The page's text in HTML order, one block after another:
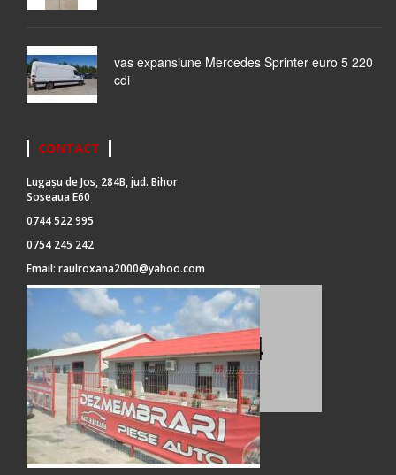
vas expansiune Mercedes Sprinter euro 5 220
cdi
CONTACT
Lugașu de Jos, 284B, jud. Bihor
Soseaua E60
0744 522 995
0754 245 242
Email: raulroxana2000@yahoo.com